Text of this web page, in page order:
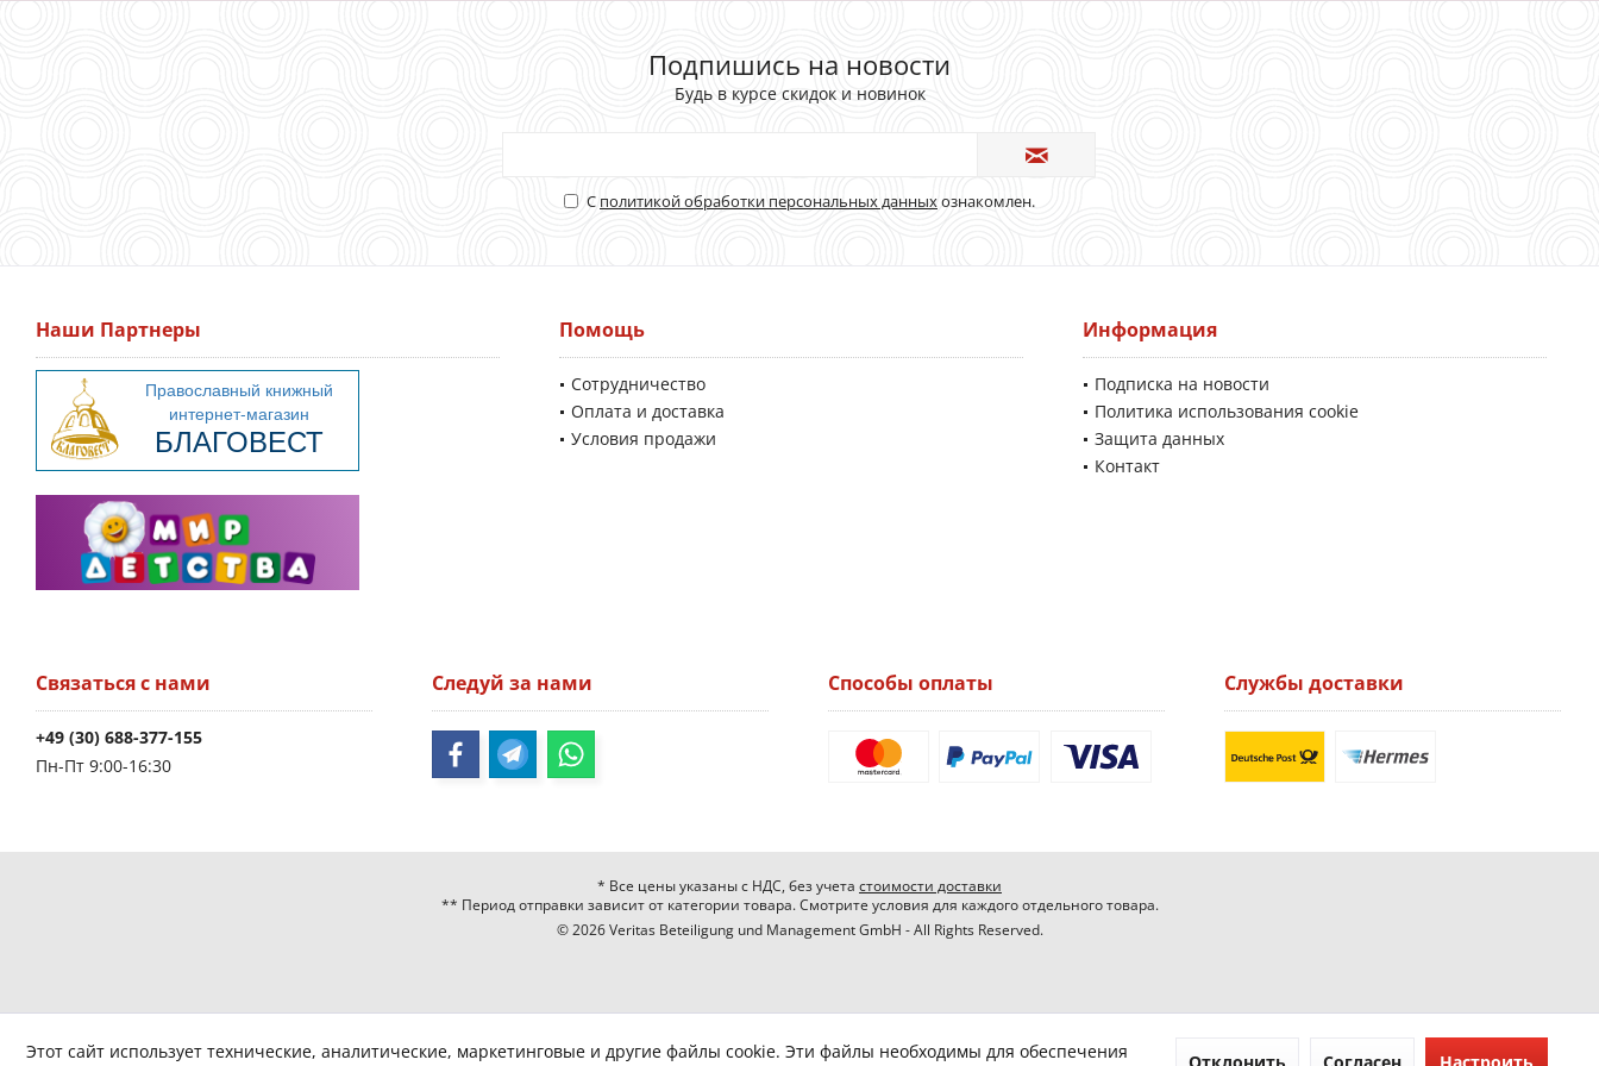
Подпишись на новости
Будь в курсе скидок и новинок
С политикой обработки персональных данныхознакомлен.
Наши Партнеры Помощь
Сотрудничество
Оплата и доставка
Условия продажи
Информация
Подписка на новости
Политика использования cookie
Защита данных
Контакт
Связаться с нами
+49 (30) 688-377-155
Пн-Пт 9:00-16:30
Следуй за нами Способы оплаты Службы доставки
* Все цены указаны с НДС, без учета стоимости доставки
** Период отправки зависит от категории товара. Смотрите условия для каждого отдельного товара.
© 2026 Veritas Beteiligung und Management GmbH - All Rights Reserved.
Этот сайт использует технические, аналитические, маркетинговые и другие файлы cookie. Эти файлы необходимы для обеспечения